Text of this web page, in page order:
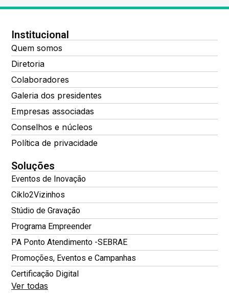
Institucional
Quem somos
Diretoria
Colaboradores
Galeria dos presidentes
Empresas associadas
Conselhos e núcleos
Política de privacidade
Soluções
Eventos de Inovação
Ciklo2Vizinhos
Stúdio de Gravação
Programa Empreender
PA Ponto Atendimento -SEBRAE
Promoções, Eventos e Campanhas
Certificação Digital
Ver todas